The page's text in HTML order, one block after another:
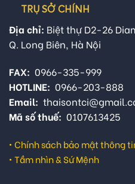
TRỤ SỞ CHÍNH
Địa chỉ: Biệt thự D2-26
Q. Long Biên, Hà Nội
FAX: 0966-335-999
HOTLINE: 0966-203-888
Email:
Mã số thuế: 0107613425
• Chính sách bảo mật thông
• Tầm nhìn & Sứ Mệnh